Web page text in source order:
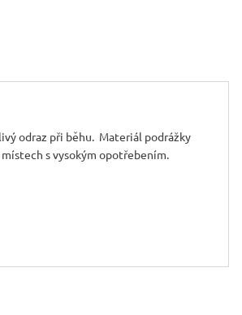
odraz při běhu. ​ Materiál podrážky
s vysokým opotřebením.